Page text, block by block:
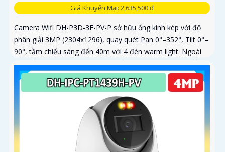
Giá Khuyến Mại: 2,635,500 ₫
Camera Wifi DH-P3D-3F-PV-P sở hữu ống kính kép với độ
phân giải 3MP (2304x1296), quay quét Pan 0°–352°, Tilt 0°–
90°, tầm chiếu sáng đến 40m với 4 đèn warm light. Ngoài
ra, mẫu camera này còn đạt chuẩn chống nước IP66, hỗ trợ
thẻ nhớ tối đa 256GB, kết nối Wi-Fi 2